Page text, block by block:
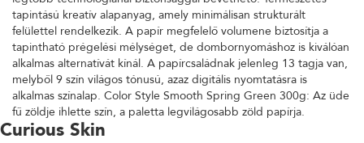
tapintású kreatív alapanyag, amely minimálisan strukturált
felülettel rendelkezik. A papír megfelelő volumene biztosítja a
tapintható prégelési mélységet, de dombornyomáshoz is kiválóan
alkalmas alternatívát kínál. A papírcsaládnak jelenleg 13 tagja van,
melyből 9 szín világos tónusú, azaz digitális nyomtatásra is
alkalmas színalap. Color Style Smooth Spring Green 300g: Az üde
fű zöldje ihlette szín, a paletta legvilágosabb zöld papírja.
Curious Skin